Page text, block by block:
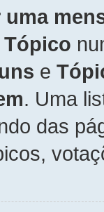
Tópico
e
. Uma
das